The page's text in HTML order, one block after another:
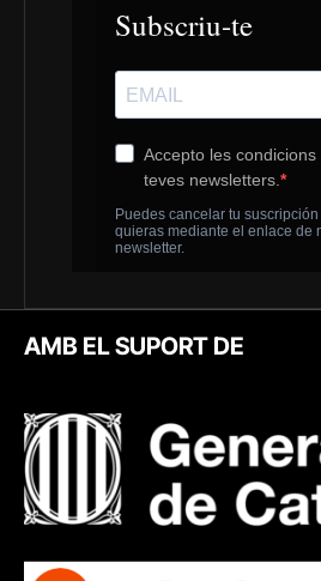
AMB EL SUPORT DE